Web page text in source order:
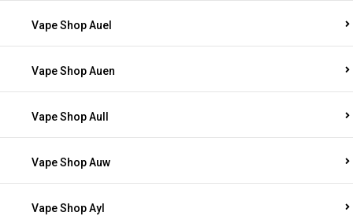
Vape Shop Auel
Vape Shop Auen
Vape Shop Aull
Vape Shop Auw
Vape Shop Ayl